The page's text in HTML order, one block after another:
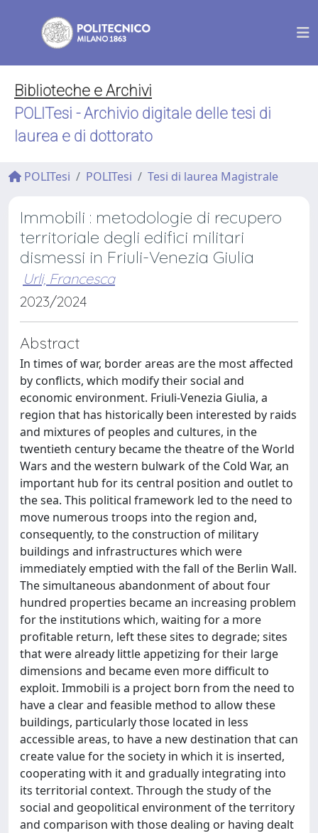
Biblioteche e Archivi
POLITesi - Archivio digitale delle tesi di
laurea e di dottorato
POLITesi POLITesi Tesi di laurea Magistrale
Immobili : metodologie di recupero
territoriale degli edifici militari
dismessi in Friuli-Venezia Giulia
Urli, Francesca
2023/2024
Abstract
In times of war, border areas are the most affected
by conflicts, which modify their social and
economic environment. Friuli-Venezia Giulia, a
region that has historically been interested by raids
and mixtures of peoples and cultures, in the
twentieth century became the theatre of the World
Wars and the western bulwark of the Cold War, an
important hub for its central position and outlet to
the sea. This political framework led to the need to
move numerous troops into the region and,
consequently, to the construction of military
buildings and infrastructures which were
immediately emptied with the fall of the Berlin Wall.
The simultaneous abandonment of about four
hundred properties became an increasing problem
for the institutions which, waiting for a more
profitable return, left these sites to degrade; sites
that were already little appetizing for their large
dimensions and became even more difficult to
exploit. Immobili is a project born from the need to
have a clear and feasible method to allow these
buildings, particularly those located in less
accessible areas, to have a new destination that can
create value for the society in which it is inserted,
cooperating with it and gradually integrating into
its territorial context. Through the study of the
social and geopolitical environment of the territory
and comparison with those dealing or having dealt